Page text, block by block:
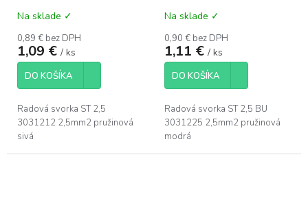
Na sklade ✓
0,89 € bez DPH
1,09 € / ks
DO KOŠÍKA
Radová svorka ST 2,5
3031212 2,5mm2 pružinová
sivá
Na sklade ✓
0,90 € bez DPH
1,11 € / ks
DO KOŠÍKA
Radová svorka ST 2,5 BU
3031225 2,5mm2 pružinová
modrá